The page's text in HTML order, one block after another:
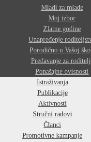
Mladi za mlade
Moj izbor
Zlatne godine
Unapređenje
Porodično u Vašoj
Predavanje za
Ponašajne ovisnosti
Istraživanja
Publikacije
Aktivnosti
Stručni radovi
Članci
Promotivne kampanje